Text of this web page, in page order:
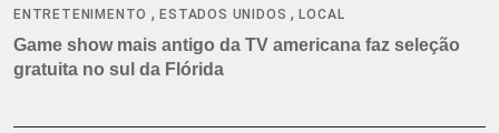
ENTRETENIMENTO ,ESTADOS UNIDOS ,LOCAL
Game show mais antigo da TV americana faz seleção
gratuita no sul da Flórida